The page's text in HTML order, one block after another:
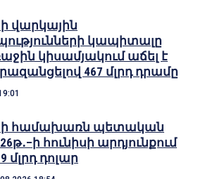
վարկային
կապիտալը
կիսամյակում աճել է
467 մլրդ դրամը
համախառն պետական
հունիսի արդյունքում
մլրդ դոլար